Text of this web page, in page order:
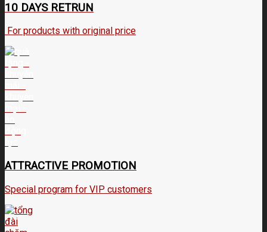
10 DAYS RETRUN
For products with original price
ATTRACTIVE PROMOTION
Special program for VIP customers